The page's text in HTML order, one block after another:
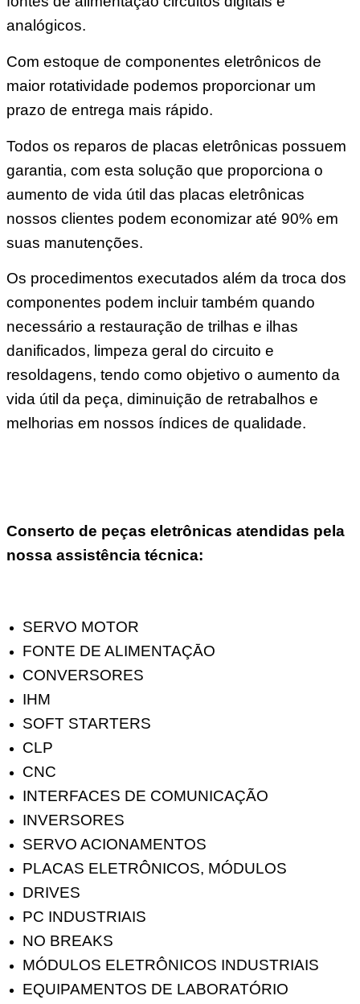
analógicos.
Com estoque de componentes eletrônicos de
maior rotatividade podemos proporcionar um
prazo de entrega mais rápido.
Todos os reparos de placas eletrônicas possuem
garantia, com esta solução que proporciona o
aumento de vida útil das placas eletrônicas
nossos clientes podem economizar até 90% em
suas manutenções.
Os procedimentos executados além da troca dos
componentes podem incluir também quando
necessário a restauração de trilhas e ilhas
danificados, limpeza geral do circuito e
resoldagens, tendo como objetivo o aumento da
vida útil da peça, diminuição de retrabalhos e
melhorias em nossos índices de qualidade.
Conserto de peças eletrônicas atendidas pela
nossa assistência técnica:
SERVO MOTOR
FONTE DE ALIMENTAÇĀO
CONVERSORES
IHM
SOFT STARTERS
CLP
CNC
INTERFACES DE COMUNICAÇÃO
INVERSORES
SERVO ACIONAMENTOS
PLACAS ELETRÔNICOS, MÓDULOS
DRIVES
PC INDUSTRIAIS
NO BREAKS
MÓDULOS ELETRÔNICOS INDUSTRIAIS
EQUIPAMENTOS DE LABORATÓRIO